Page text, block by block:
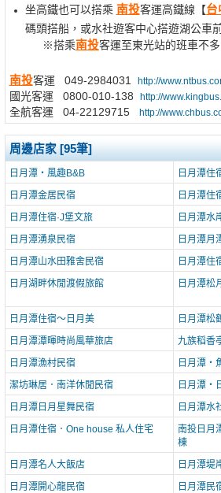
坐高鐵也可以搭乘 南投客運高鐵線【台
碼頭搭船，或水社遊客中心搭遊湖公車
※搭乘南投客運至東光站的班車不
南投客運 049-2984031 http://
國光客運 0800-010-138 http://
全航客運 04-22129715 ​http://
周邊店家 [95筆]
日月潭‧風趣B&B 日月潭住
日月潭金居民宿
日月潭住
日月潭住宿·J堡文旅
日月潭水
日月潭湧泉民宿
日月潭月
日月潭山水田雅舍民宿
日月潭住
日月湖畔休閒渡假旅館
日月潭松
日月潭住宿～日月美
日月潭松
日月潭潭暉時尚風華旅店
九族稻香
日月潭漁村民宿
日月潭‧
潔坊琳居．南洋休閒民宿
日月潭‧
日月潭日月星舞民宿
日月潭水
日月潭住宿．One house 私人住宅
南投日月
棟
日月潭名人大飯店 日月潭堤
日月潭開心龍民宿
日月潭民